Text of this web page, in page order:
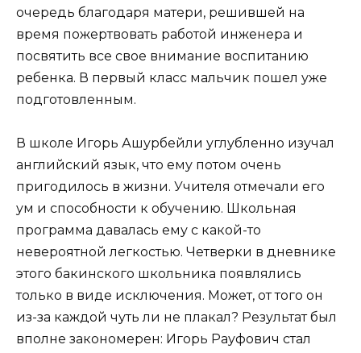
очередь благодаря матери, решившей на
время пожертвовать работой инженера и
посвятить все свое внимание воспитанию
ребенка. В первый класс мальчик пошел уже
подготовленным.
В школе Игорь Ашурбейли углубленно изучал
английский язык, что ему потом очень
пригодилось в жизни. Учителя отмечали его
ум и способности к обучению. Школьная
программа давалась ему с какой-то
невероятной легкостью. Четверки в дневнике
этого бакинского школьника появлялись
только в виде исключения. Может, от того он
из-за каждой чуть ли не плакал? Результат был
вполне закономерен: Игорь Рауфович стал